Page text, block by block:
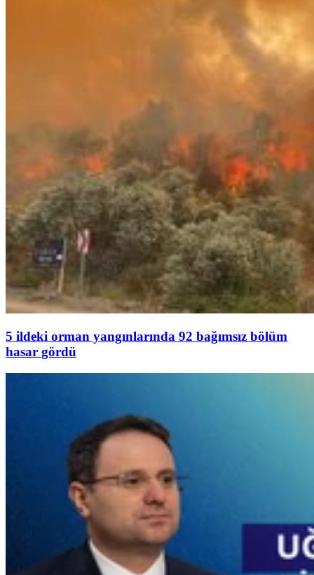
5 ildeki orman yangınlarında 92 bağımsız bölüm
hasar gördü